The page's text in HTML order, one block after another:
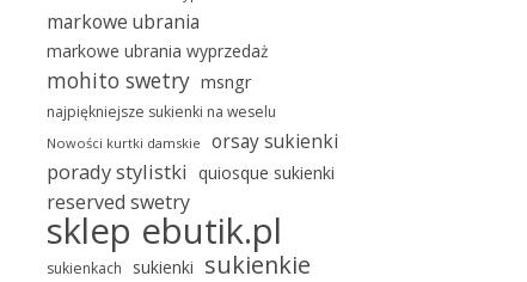
markowe ubrania
markowe ubrania wyprzedaż
mohito swetry msngr
najpiękniejsze sukienki na weselu
Nowości kurtki damskie orsay sukienki
porady stylistki quiosque sukienki
reserved swetry
sklep ebutik.pl
sukienkach sukienki sukienkie